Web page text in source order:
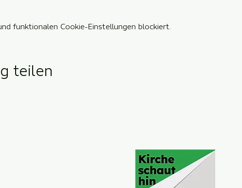
funktionalen Cookie-Einstellungen blockiert.
teilen